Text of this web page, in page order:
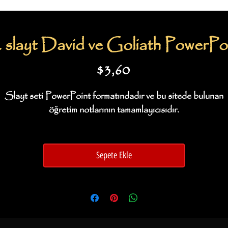
David ve Goliath
$3,60Fiyat
Slayt seti PowerPoint formatındadır ve bu sitede bulunan
öğretim notlarının tamamlayıcısıdır.
Sepete Ekle